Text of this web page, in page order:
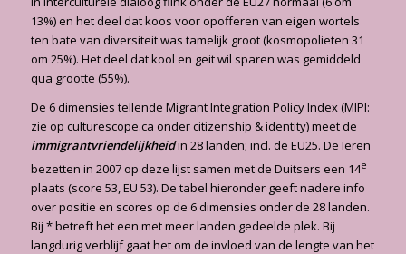
13%) en het deel dat koos voor opofferen van eigen wortels
ten bate van diversiteit was tamelijk groot (kosmopolieten 31
om 25%). Het deel dat kool en geit wil sparen was gemiddeld
qua grootte (55%).
De 6 dimensies tellende Migrant Integration Policy Index (MIPI:
zie op culturescope.ca onder citizenship & identity) meet de
immigrantvriendelijkheidin 28 landen; incl. de EU25. De Ieren
bezetten in 2007 op deze lijst samen met de Duitsers een 14e
plaats (score 53, EU 53). De tabel hieronder geeft nadere info
over positie en scores op de 6 dimensies onder de 28 landen.
Bij * betreft het een met meer landen gedeelde plek. Bij
langdurig verblijf gaat het om de invloed van de lengte van het